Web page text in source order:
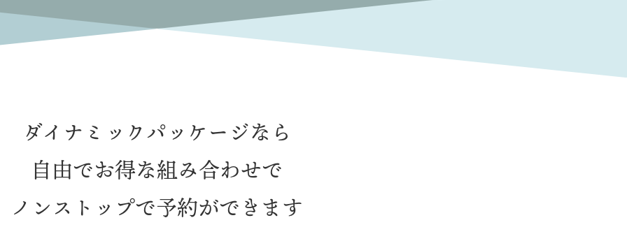
ダイナミックパッケージなら
自由でお得な組み合わせで
ノンストップで予約ができます